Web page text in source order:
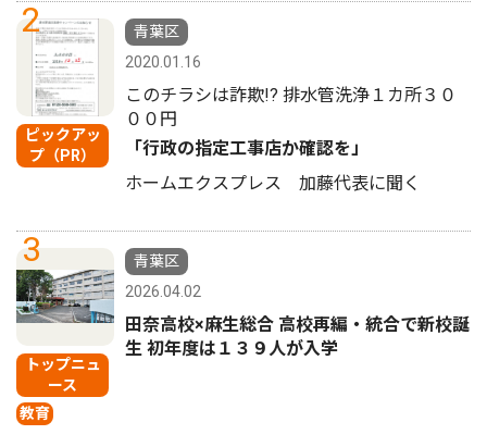
2
ピックアッ
プ（PR）
青葉区
2020.01.16
このチラシは詐欺!? 排水管洗浄１カ所３０
００円
「行政の指定工事店か確認を」
ホームエクスプレス 加藤代表に聞く
3
トップニュ
ース
教育
青葉区
2026.04.02
田奈高校×麻生総合 高校再編・統合で新校誕
生 初年度は１３９人が入学